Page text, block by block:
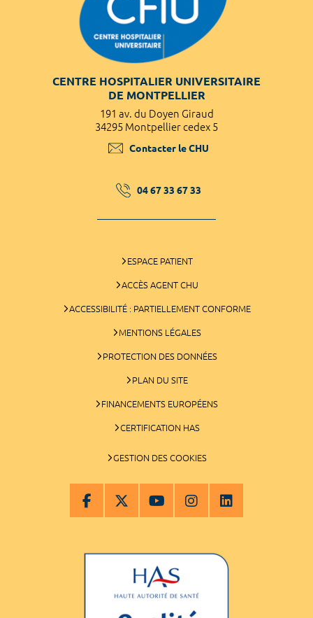
CENTRE HOSPITALIER UNIVERSITAIRE
DE MONTPELLIER
191 av. du Doyen Giraud
34295 Montpellier cedex 5
Contacter le CHU
04 67 33 67 33
ESPACE PATIENT
ACCÈS AGENT CHU
ACCESSIBILITÉ : PARTIELLEMENT CONFORME
MENTIONS LÉGALES
PROTECTION DES DONNÉES
PLAN DU SITE
FINANCEMENTS EUROPÉENS
CERTIFICATION HAS
GESTION DES COOKIES